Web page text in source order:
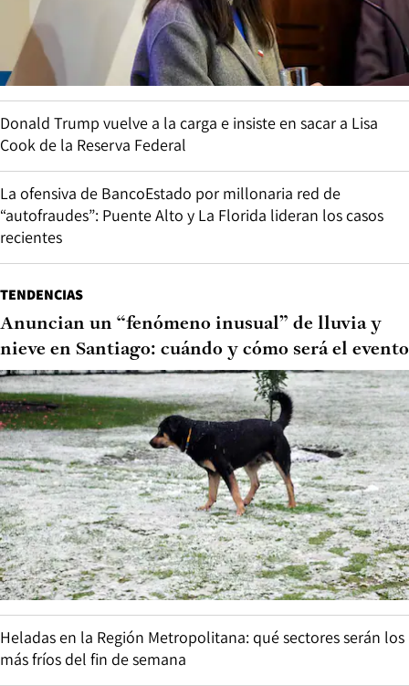
Donald Trump vuelve a la carga e insiste en sacar a Lisa
Cook de la Reserva Federal
La ofensiva de BancoEstado por millonaria red de
“autofraudes”: Puente Alto y La Florida lideran los casos
recientes
TENDENCIAS
Anuncian un “fenómeno inusual” de lluvia y
nieve en Santiago: cuándo y cómo será el evento
Heladas en la Región Metropolitana: qué sectores serán los
más fríos del fin de semana